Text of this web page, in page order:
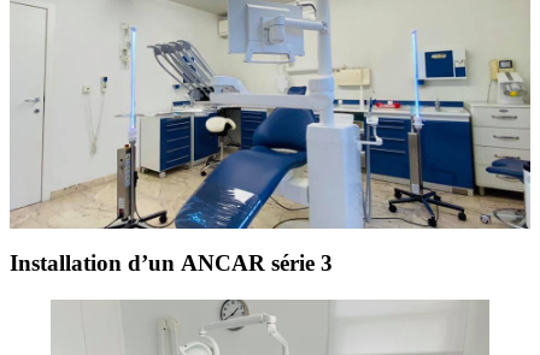
Installation d’un ANCAR série 3